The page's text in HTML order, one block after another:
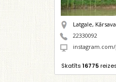
Latgale,
22330092
Skatīts 16775